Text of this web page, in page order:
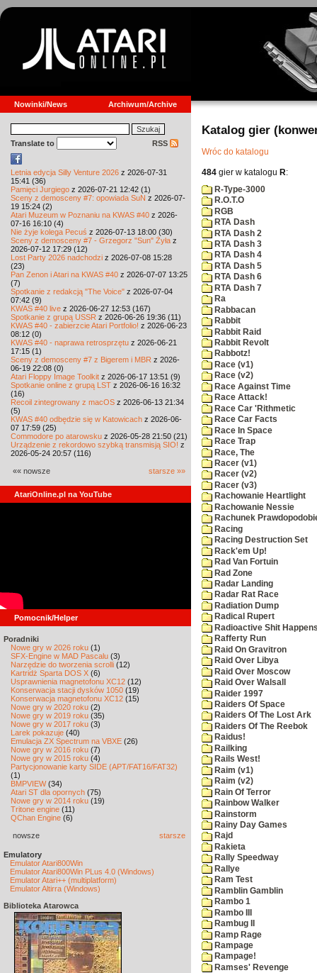
Nowinki/News Archiwum/Archive
Translate to RSS
Letnia edycja Silly Venture 2026 z 2026-07-31
15:41 (36)
Pamięci Jurgiego z 2026-07-21 12:42 (1)
Sceny z demosceny #7: opowiada SuN z 2026-07-
19 15:24 (2)
Atari Muzeum w Poznaniu na KWAS #40 z 2026-
07-16 16:10 (4)
Nie żyje kolega Pecuś z 2026-07-13 18:00 (30)
Sceny z demosceny #7 - Grzegorz "Sun" Żyła z
2026-07-12 17:29 (12)
Lost Party 2026 nadchodzi z 2026-07-08 15:28
(23)
Pan Zenon i Atari na KWAS #40 z 2026-07-07 13:25
(7)
Spotkanie z redakcją "The Voice" z 2026-07-04
07:42 (9)
KWAS #40 live z 2026-06-27 12:53 (167)
Spotkanie z grupą USSR z 2026-06-26 19:36 (11)
KWAS #40 - zabierzcie Atari Portfolio! z 2026-06-23
08:12 (0)
KWAS #40 - naprawa retrosprzętu z 2026-06-21
17:15 (1)
Sceny z demosceny #7 z Bigerem i MBR z 2026-
06-19 22:08 (0)
Atari Floppy Image Toolkit z 2026-06-17 13:51 (9)
Spotkanie online z grupą LST z 2026-06-16 16:32
(16)
Recoil zintegrowany z macOS z 2026-06-13 21:34
(5)
KWAS #40 odbędzie się w Katowicach z 2026-06-
07 17:59 (25)
Commodore po atarowsku z 2026-05-28 21:50 (21)
Urządzenie z rekordowo szybką transmisją SIO! z
2026-05-24 20:57 (116)
«« nowsze starsze »»
AtariOnline.pl na YouTube
Pomocnik/Helper
Poradniki
Nowe gry w 2026 roku (1)
SFX-Engine w MAD Pascalu (3)
Narzędzie do tworzenia scrolli (12)
Kartridż Sparta DOS X (6)
Usprawnienia magnetofonu XC12 (12)
Konserwacja stacji dysków 1050 (19)
Konserwacja magnetofonu XC12 (15)
Nowe gry w 2020 roku (2)
Nowe gry w 2019 roku (35)
Nowe gry w 2017 roku (3)
Larek pokazuje (40)
Emulacja ZX Spectrum na VBXE (26)
Nowe gry w 2016 roku (7)
Nowe gry w 2015 roku (4)
Partycjonowanie karty SIDE (APT/FAT16/FAT32)
(1)
BMPVIEW(34)
Atari ST dla opornych (75)
Nowe gry w 2014 roku (19)
Tritone engine (11)
QChan Engine (6)
nowsze starsze
Emulatory
Emulator Atari800Win
Emulator Atari800Win PLus 4.0 (Windows)
Emulator Atari++ (multiplatform)
Emulator Altirra (Windows)
Biblioteka Atarowca
Katalog gier
Wróc do katalogu
484 gier w katalogu R:
R-Type-3000
R.O.T.O
RGB
RTA Dash
RTA Dash 2
RTA Dash 3
RTA Dash 4
RTA Dash 5
RTA Dash 6
RTA Dash 7
Ra
Rabbacan
Rabbit
Rabbit Raid
Rabbit Revolt
Rabbotz!
Race (v1)
Race (v2)
Race Against Time
Race Attack!
Race Car 'Rithmetic
Race Car Facts
Race In Space
Race Trap
Race, The
Racer (v1)
Racer (v2)
Racer (v3)
Rachowanie Heartlight
Rachowanie Nessie
Rachunek
Racing
Racing Destruction Set
Rack'em Up!
Rad Van Fortuin
Rad Zone
Radar Landing
Radar Rat Race
Radiation Dump
Radical Rupert
Radioactive Shit
Rafferty Run
Raid On Gravitron
Raid Over Libya
Raid Over Moscow
Raid Over Walsall
Raider 1997
Raiders Of Space
Raiders Of The Lost Ark
Raiders Of The Reebok
Raidus!
Railking
Rails West!
Raim (v1)
Raim (v2)
Rain Of Terror
Rainbow Walker
Rainstorm
Rainy Day Games
Rajd
Rakieta
Rally Speedway
Rallye
Ram Test
Ramblin Gamblin
Rambo 1
Rambo III
Rambug II
Ramp Rage
Rampage
Rampage!
Ramses' Revenge